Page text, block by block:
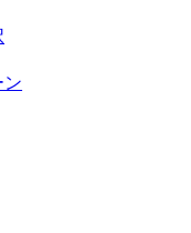
ン